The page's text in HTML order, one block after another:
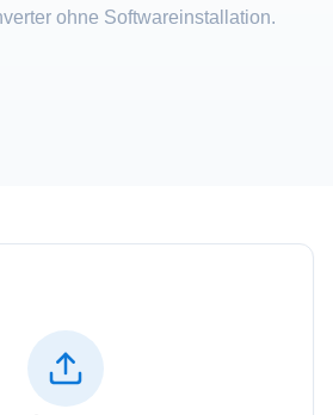
ohne Softwareinstallation.